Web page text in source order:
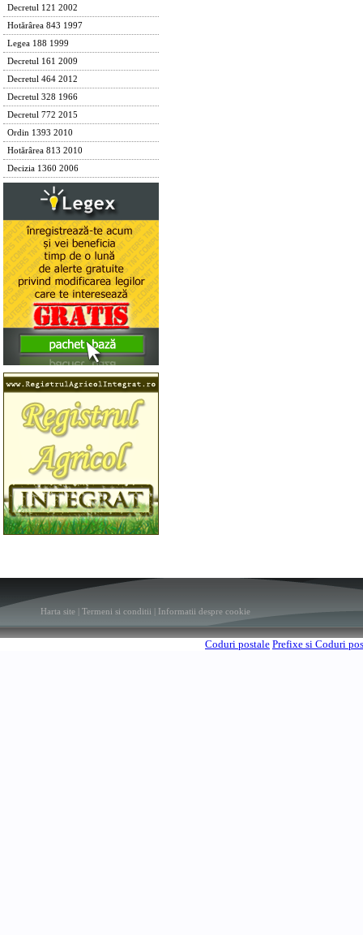
Decretul 121 2002
Hotărârea 843 1997
Legea 188 1999
Decretul 161 2009
Decretul 464 2012
Decretul 328 1966
Decretul 772 2015
Ordin 1393 2010
Hotărârea 813 2010
Decizia 1360 2006
Harta site | Termeni si conditii | Informatii despre cookie
Coduri postale Prefixe si Coduri